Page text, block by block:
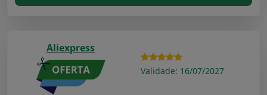
Aliexpress
Validade: 16/07/2027